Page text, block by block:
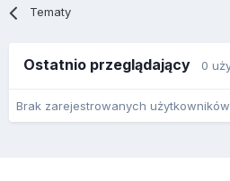
Tematy
Ostatnio przeglądający 0
Brak zarejestrowanych